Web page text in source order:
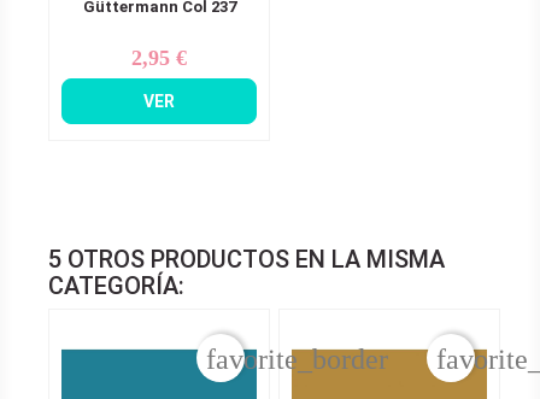
Güttermann Col 237
Precio
2,95 €
VER
5 OTROS PRODUCTOS EN LA MISMA
CATEGORÍA:
favorite_border